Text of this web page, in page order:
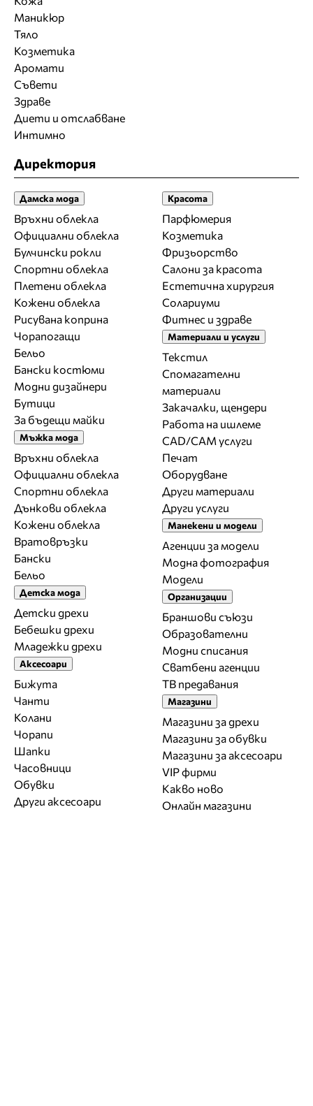
Маникюр
Тяло
Козметика
Аромати
Съвети
Здраве
Диети и отслабване
Интимно
Директория
Дамска мода
Връхни облекла
Официални облекла
Булчински рокли
Спортни облекла
Плетени облекла
Кожени облекла
Рисувана коприна
Чорапогащи
Бельо
Бански костюми
Модни дизайнери
Бутици
За бъдещи майки
Мъжка мода
Връхни облекла
Официални облекла
Спортни облекла
Дънкови облекла
Кожени облекла
Вратовръзки
Бански
Бельо
Детска мода
Детски дрехи
Бебешки дрехи
Младежки дрехи
Аксесоари
Бижута
Чанти
Колани
Чорапи
Шапки
Часовници
Обувки
Други аксесоари
Красота
Парфюмерия
Козметика
Фризьорство
Салони за красота
Естетична хирургия
Солариуми
Фитнес и здраве
Материали и услуги
Текстил
Спомагателни
материали
Закачалки, щендери
Работа на ишлеме
CAD/CAM услуги
Печат
Оборудване
Други материали
Други услуги
Манекени и модели
Агенции за модели
Модна фотография
Модели
Организации
Браншови съюзи
Образователни
Модни списания
Сватбени агенции
ТВ предавания
Магазини
Магазини за дрехи
Магазини за обувки
Магазини за aксесоари
VIP фирми
Какво ново
Онлайн магазини